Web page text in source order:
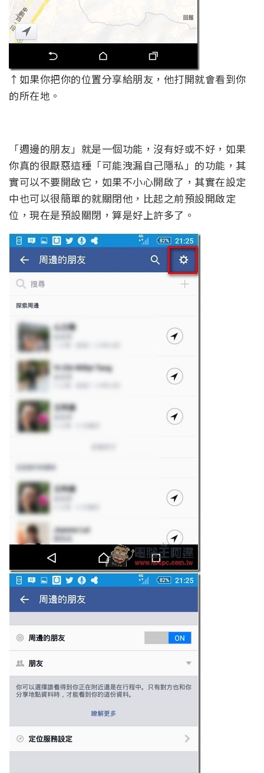
↑如果你把你的位置分享給朋友，他打開就會看到你
的所在地。
「週邊的朋友」就是一個功能，沒有好或不好，如果
你真的很厭惡這種「可能洩漏自己隱私」的功能，其
實可以不要開啟它，如果不小心開啟了，其實在設定
中也可以很簡單的就關閉他，比起之前預設開啟定
位，現在是預設關閉，算是好上許多了。